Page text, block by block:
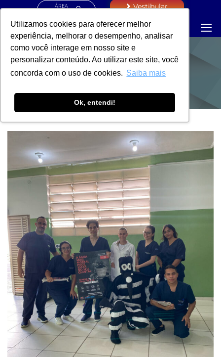
Utilizamos cookies para oferecer melhor
experiência, melhorar o desempenho, analisar
como você interage em nosso site e
personalizar conteúdo. Ao utilizar este site, você
concorda com o uso de cookies. Saiba mais
Ok, entendi!
ÁREA
Vestibular
NOTÍCIAS